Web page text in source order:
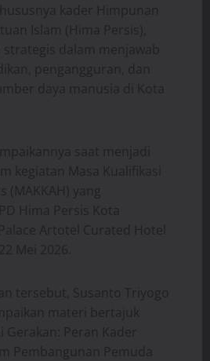
kader Himpunan
Islam (Hima Persis),
strategis dalam menjawab
pengangguran, dan
daya manusia di Kota
saat menjadi
kegiatan Masa Kualifikasi
(MAKKAH) yang
Hima Persis Kota
Artotel Curated Hotel
Mei 2026.
tersebut, Susanto Triyogo
materi bertajuk
Gerakan: Peran Kader
Pembangunan Pemuda